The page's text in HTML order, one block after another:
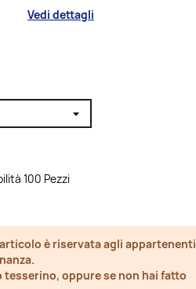
Vedi dettagli
100 Pezzi
è riservata agli appartenenti
tesserino, oppure se non hai fatto